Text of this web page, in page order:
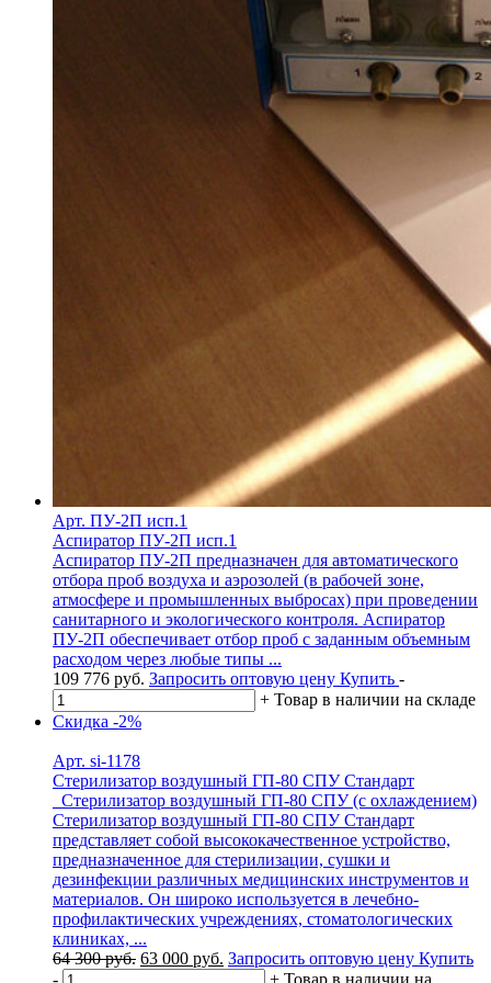
Арт. ПУ-2П исп.1
Аспиратор ПУ-2П исп.1
Аспиратор ПУ-2П предназначен для автоматического
отбора проб воздуха и аэрозолей (в рабочей зоне,
атмосфере и промышленных выбросах) при проведении
санитарного и экологического контроля. Аспиратор
ПУ-2П обеспечивает отбор проб с заданным объемным
расходом через любые типы ...
109 776 руб. Запросить оптовую цену Купить -
+ Товар в наличии на складе
Скидка -2%
Арт. si-1178
Стерилизатор воздушный ГП-80 СПУ Стандарт
Стерилизатор воздушный ГП-80 СПУ (с охлаждением)
Стерилизатор воздушный ГП-80 СПУ Стандарт
представляет собой высококачественное устройство,
предназначенное для стерилизации, сушки и
дезинфекции различных медицинских инструментов и
материалов. Он широко используется в лечебно-
профилактических учреждениях, стоматологических
клиниках, ...
64 300руб. Первоначальная
63 000 руб. Текущая
Запросить оптовую цену Купить